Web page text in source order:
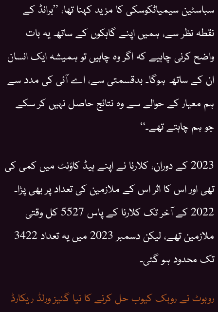
سباسٹین سیمیاٹکوسکی کا مزید کہنا تھا، ”برانڈ کے
نقطہ نظر سے، ہمیں اپنے گاہکوں کے ساتھ یہ بات
واضح کرنی چاہیے کہ اگر وہ چاہیں تو ہمیشہ ایک انسان
ان کے ساتھ ہوگا۔ بدقسمتی سے، اے آئی کی مدد سے
ہم معیار کے حوالے سے وہ نتائج حاصل نہیں کر سکے
جو ہم چاہتے تھے۔“
2023 کے دوران، کلارنا نے اپنے ہیڈ کاؤنٹ میں کمی کی
تھی اور اس کا اثر اس کے ملازمین کی تعداد پر بھی پڑا۔
2022 کے آخر تک کلارنا کے پاس 5527 کل وقتی
ملازمین تھے، لیکن دسمبر 2023 میں یہ تعداد 3422
تک محدود ہو گئی۔
روبوٹ نے روبک کیوب حل کرنے کا نیا گنیز ورلڈ ریکارڈ